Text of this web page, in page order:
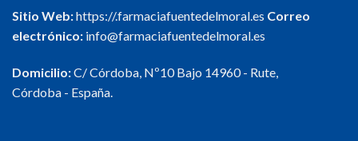
Sitio Web:https://.farmaciafuentedelmoral.es Correo
electrónico: info@farmaciafuentedelmoral.es
Domicilio:C/ Córdoba, Nº10 Bajo 14960 - Rute,
Córdoba - España.